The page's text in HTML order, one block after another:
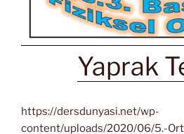
Yaprak
https://dersdunyasi.net/wp-
content/uploads/2020/06/5.-